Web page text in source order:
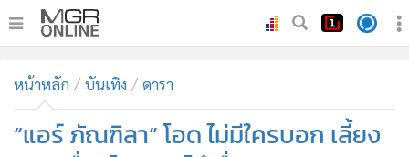
ทันเหตุการณ์
• ภาคใต้
หน้าหลัก บันเทิง ดารา
“แอร์ ภัณฑิลา” โอด ไม่มีใครบอก เลี้ยง